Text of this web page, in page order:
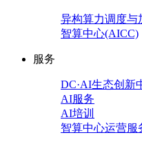
异构算力调度与
智算中心(AICC)
服务
DC·AI生态创新
AI服务
AI培训
智算中心运营服